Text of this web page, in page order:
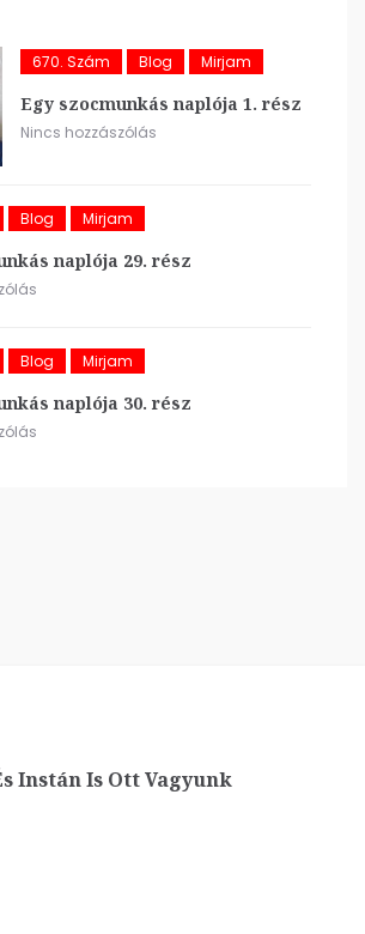
670. Szám Blog Mirjam
Egy szocmunkás naplója 1. rész
Nincs hozzászólás
Blog Mirjam
naplója 29. rész
Blog Mirjam
naplója 30. rész
Instán Is Ott Vagyunk